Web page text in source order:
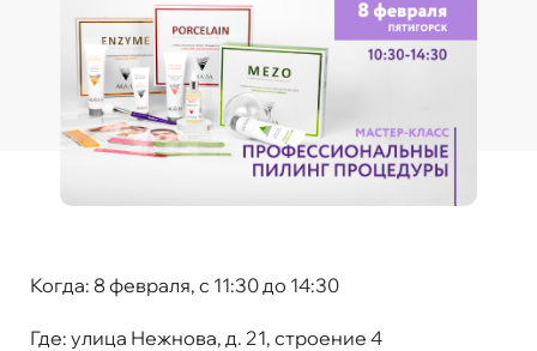
Когда: 8 февраля, с 11:30 до 14:30
Где: улица Нежнова, д. 21, строение 4